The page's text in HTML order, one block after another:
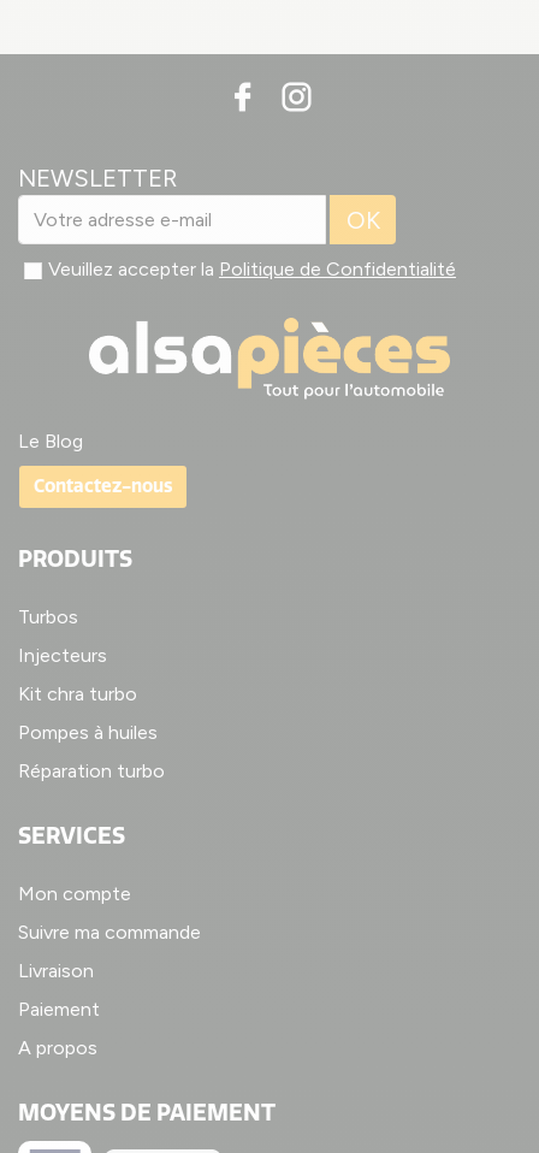
NEWSLETTER
OK
Veuillez accepter la Politique de Confidentialité
Le Blog
Contactez-nous
PRODUITS
Turbos
Injecteurs
Kit chra turbo
Pompes à huiles
Réparation turbo
SERVICES
Mon compte
Suivre ma commande
Livraison
Paiement
A propos
MOYENS DE PAIEMENT